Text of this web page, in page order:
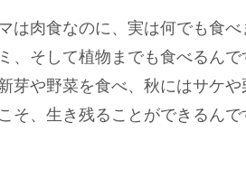
は肉食なのに、実は何でも食
、そして植物までも食べるん
芽や野菜を食べ、秋にはサケ
そ、生き残ることができるんで